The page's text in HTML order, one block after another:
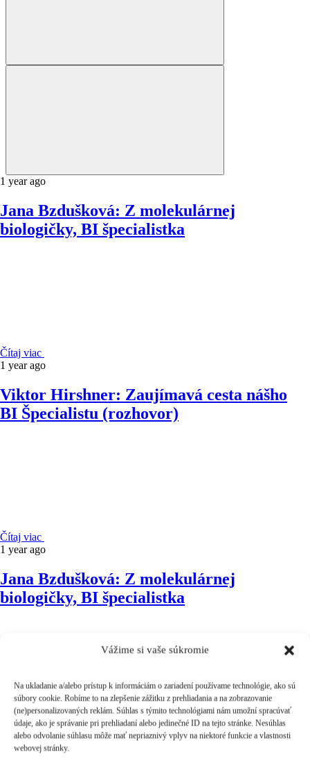
Vážime si vaše súkromie
Na ukladanie a/alebo prístup k informáciám o zariadení používame technológie, ako sú
súbory cookie. Robíme to na zlepšenie zážitku z prehliadania a na zobrazovanie
(ne)personalizovaných reklám. Súhlas s týmito technológiami nám umožní spracúvať
údaje, ako je správanie pri prehliadaní alebo jedinečné ID na tejto stránke. Nesúhlas
alebo odvolanie súhlasu môže mať nepriaznivý vplyv na niektoré funkcie a vlastnosti
webovej stránky.
1 year ago
Jana Bzdušková: Z molekulárnej
biologičky, BI špecialistka
Čítaj viac
1 year ago
Viktor Hirshner: Zaujímavá cesta nášho
BI Špecialistu (rozhovor)
Čítaj viac
1 year ago
Jana Bzdušková: Z molekulárnej
biologičky, BI špecialistka
Čítaj viac
1 year ago